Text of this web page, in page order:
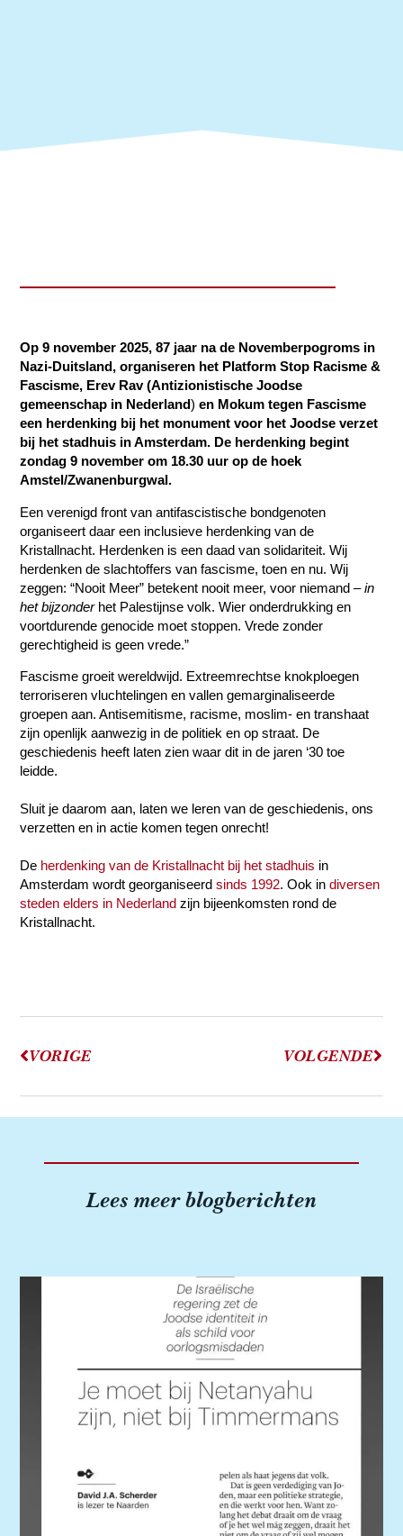
Op 9 november 2025, 87 jaar na de Novemberpogroms in
Nazi-Duitsland, organiseren het Platform Stop Racisme &
Fascisme, Erev Rav (Antizionistische Joodse
gemeenschap in Nederland) en Mokum tegen Fascisme
een herdenking bij het monument voor het Joodse verzet
bij het stadhuis in Amsterdam. De herdenking begint
zondag 9 november om 18.30 uur op de hoek
Amstel/Zwanenburgwal.
Een verenigd front van antifascistische bondgenoten
organiseert daar een inclusieve herdenking van de
Kristallnacht. Herdenken is een daad van solidariteit. Wij
herdenken de slachtoffers van fascisme, toen en nu. Wij
zeggen: “Nooit Meer” betekent nooit meer, voor niemand –in
het bijzonder het Palestijnse volk. Wier onderdrukking en
voortdurende genocide moet stoppen. Vrede zonder
gerechtigheid is geen vrede.”
Fascisme groeit wereldwijd. Extreemrechtse knokploegen
terroriseren vluchtelingen en vallen gemarginaliseerde
groepen aan. Antisemitisme, racisme, moslim- en transhaat
zijn openlijk aanwezig in de politiek en op straat. De
geschiedenis heeft laten zien waar dit in de jaren ‘30 toe
leidde.
Sluit je daarom aan, laten we leren van de geschiedenis, ons
verzetten en in actie komen tegen onrecht!
De herdenking van de Kristallnacht bij het stadhuis in
Amsterdam wordt georganiseerdsinds 1992. Ook indiversen
steden elders in Nederland zijn bijeenkomsten rond de
Kristallnacht.
VORIGE VOLGENDE
Lees meer blogberichten